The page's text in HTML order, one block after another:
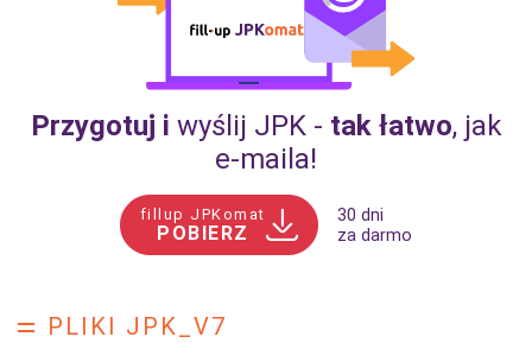
Przygotuj i wyślij JPK - tak łatwo, jak
e‑maila!
fillup JPKomat
POBIERZ
30 dni
za darmo
PLIKI JPK_V7